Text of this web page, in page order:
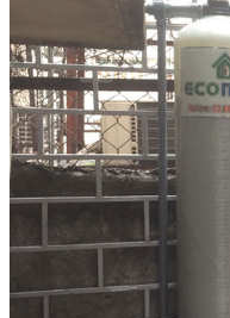
Kiến Thức Chia
Tư Vấn Giải
Liên Hệ
Tìm kiếm:
Tìm kiếm: